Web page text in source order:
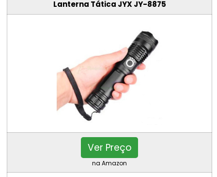
Lanterna Tática JYX JY-8875
Ver Preço
na Amazon